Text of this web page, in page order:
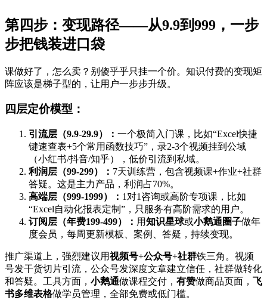
第四步：变现路径——从9.9到999，一步
步把钱装进口袋
课做好了，怎么卖？别傻乎乎只挂一个价。知识付费的变现矩
阵应该是梯子型的，让用户一步步升级。
四层定价模型：
引流层（9.9-29.9）： 一个极简入门课，比如“Excel快捷
键速查表+5个常用函数技巧”，录2-3个视频挂到公域
（小红书/抖音/知乎），低价引流到私域。
利润层（99-299）： 7天训练营，包含视频课+作业+社群
答疑。这是主力产品，利润占70%。
高端层（999-1999）： 1对1咨询或高阶专项课，比如
“Excel自动化报表定制”，只服务有高阶需求的用户。
订阅层（年费199-499）： 用知识星球或小鹅通圈子做年
度会员，每周更新模板、案例、答疑，持续变现。
推广渠道上，强烈建议用视频号+公众号+社群铁三角。视频
号发干货切片引流，公众号发深度文章建立信任，社群做转化
和答疑。工具方面， 小鹅通做课程交付， 有赞做商品页面， 飞
书多维表格做学员管理，全部免费或低门槛。